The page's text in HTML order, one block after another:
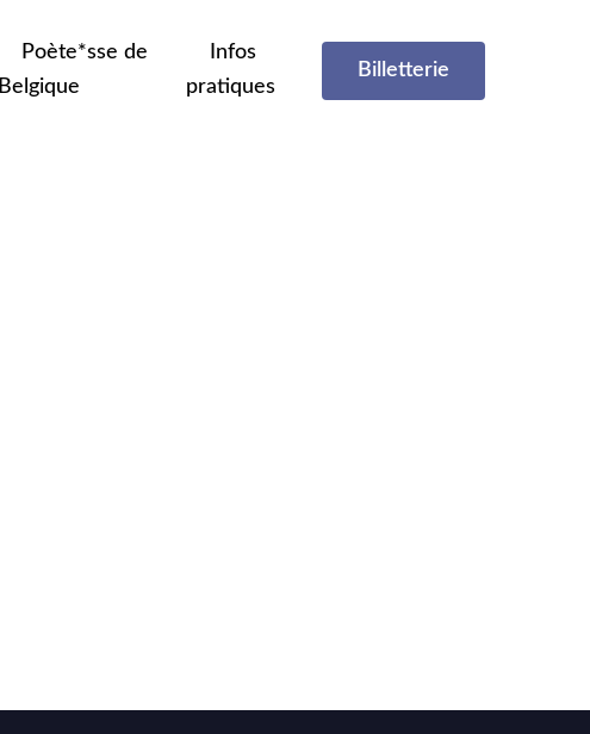
Poète*sse de
Belgique
Infos
pratiques
Billetterie